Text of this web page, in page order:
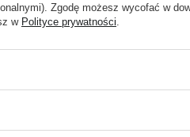
COSIBELLA
Zgodę możesz wycofać w
w Polityce prywatności